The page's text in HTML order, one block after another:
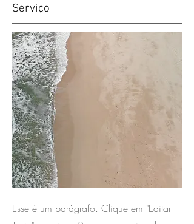
Serviço
Esse é um parágrafo. Clique em "Editar